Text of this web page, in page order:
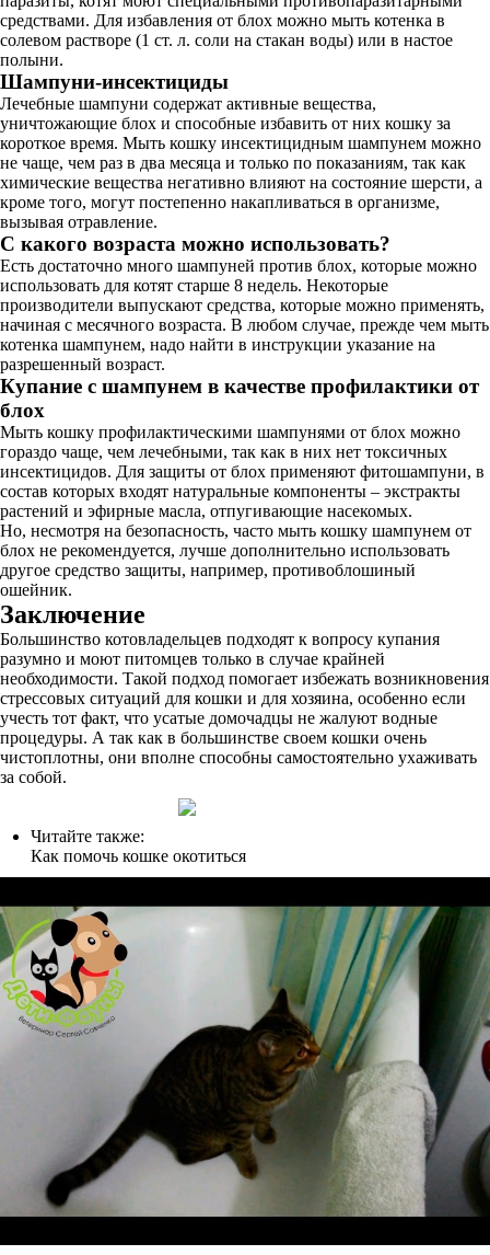
средствами. Для избавления от блох можно мыть котенка в
солевом растворе (1 ст. л. соли на стакан воды) или в настое
полыни.
Шампуни-инсектициды
Лечебные шампуни содержат активные вещества,
уничтожающие блох и способные избавить от них кошку за
короткое время. Мыть кошку инсектицидным шампунем можно
не чаще, чем раз в два месяца и только по показаниям, так как
химические вещества негативно влияют на состояние шерсти, а
кроме того, могут постепенно накапливаться в организме,
вызывая отравление.
С какого возраста можно использовать?
Есть достаточно много шампуней против блох, которые можно
использовать для котят старше 8 недель. Некоторые
производители выпускают средства, которые можно применять,
начиная с месячного возраста. В любом случае, прежде чем мыть
котенка шампунем, надо найти в инструкции указание на
разрешенный возраст.
Купание с шампунем в качестве профилактики от
блох
Мыть кошку профилактическими шампунями от блох можно
гораздо чаще, чем лечебными, так как в них нет токсичных
инсектицидов. Для защиты от блох применяют фитошампуни, в
состав которых входят натуральные компоненты – экстракты
растений и эфирные масла, отпугивающие насекомых.
Но, несмотря на безопасность, часто мыть кошку шампунем от
блох не рекомендуется, лучше дополнительно использовать
другое средство защиты, например, противоблошиный
ошейник.
Заключение
Большинство котовладельцев подходят к вопросу купания
разумно и моют питомцев только в случае крайней
необходимости. Такой подход помогает избежать возникновения
стрессовых ситуаций для кошки и для хозяина, особенно если
учесть тот факт, что усатые домочадцы не жалуют водные
процедуры. А так как в большинстве своем кошки очень
чистоплотны, они вполне способны самостоятельно ухаживать
за собой.
Читайте также:
Как помочь кошке окотиться